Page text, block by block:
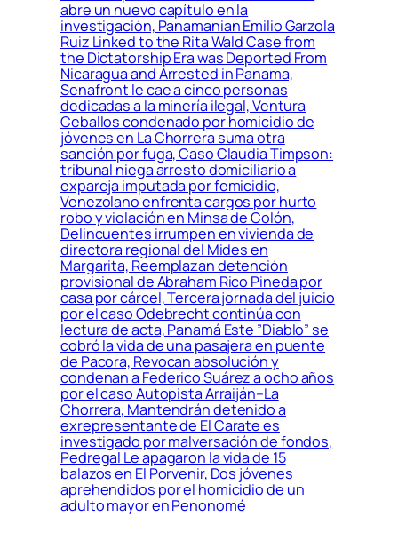
abre un nuevo capítulo en la
investigación, Panamanian Emilio Garzola
Ruiz Linked to the Rita Wald Case from
the Dictatorship Era was Deported From
Nicaragua and Arrested in Panama,
Senafront le cae a cinco personas
dedicadas a la minería ilegal, Ventura
Ceballos condenado por homicidio de
jóvenes en La Chorrera suma otra
sanción por fuga, Caso Claudia Timpson:
tribunal niega arresto domiciliario a
expareja imputada por femicidio,
Venezolano enfrenta cargos por hurto
robo y violación en Minsa de Colón,
Delincuentes irrumpen en vivienda de
directora regional del Mides en
Margarita, Reemplazan detención
provisional de Abraham Rico Pineda por
casa por cárcel, Tercera jornada del juicio
por el caso Odebrecht continúa con
lectura de acta, Panamá Este ”Diablo” se
cobró la vida de una pasajera en puente
de Pacora, Revocan absolución y
condenan a Federico Suárez a ocho años
por el caso Autopista Arraiján–La
Chorrera, Mantendrán detenido a
exrepresentante de El Carate es
investigado por malversación de fondos,
Pedregal Le apagaron la vida de 15
balazos en El Porvenir, Dos jóvenes
aprehendidos por el homicidio de un
adulto mayor en Penonomé